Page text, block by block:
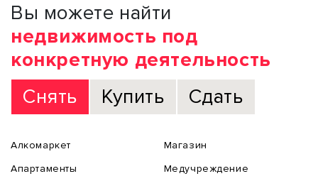
Вы можете найти
недвижимость под
конкретную деятельность
Снять
Купить Сдать
Алкомаркет
Апартаменты
Магазин
Медучреждение